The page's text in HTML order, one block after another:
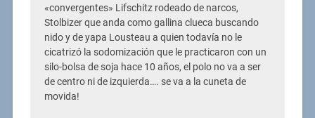
«convergentes» Lifschitz rodeado de narcos,
Stolbizer que anda como gallina clueca buscando
nido y de yapa Lousteau a quien todavía no le
cicatrizó la sodomización que le practicaron con un
silo-bolsa de soja hace 10 años, el polo no va a ser
de centro ni de izquierda…. se va a la cuneta de
movida!